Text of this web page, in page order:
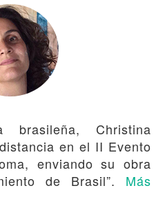
Christina
en el II Evento
enviando su obra
de Brasil”. Más